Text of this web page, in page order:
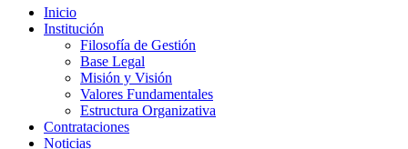
Inicio
Institución
Filosofía de Gestión
Base Legal
Misión y Visión
Valores Fundamentales
Estructura Organizativa
Contrataciones
Noticias